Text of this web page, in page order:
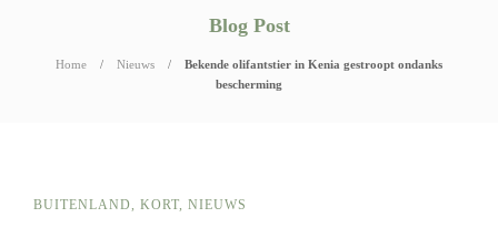
Blog Post
Home Nieuws
Bekende olifantstier in Kenia gestroopt ondanks
bescherming
BUITENLAND, KORT, NIEUWS